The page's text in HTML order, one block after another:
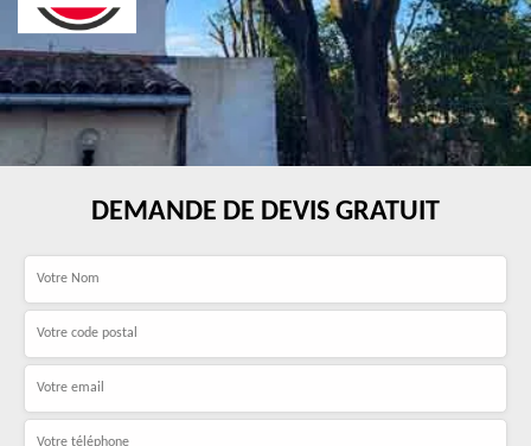
DEMANDE DE DEVIS GRATUIT